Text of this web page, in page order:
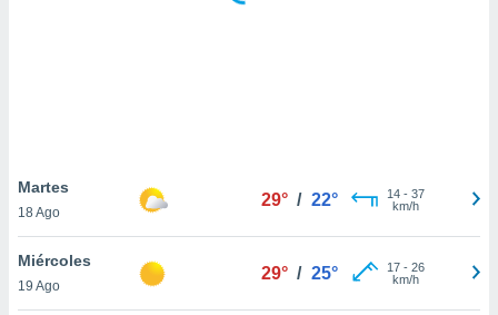
únicos
similares
como
Martes
18 Ago
29° / 22° 14- 37
km/h
Miércoles
19 Ago
29° / 25° 17- 26
km/h